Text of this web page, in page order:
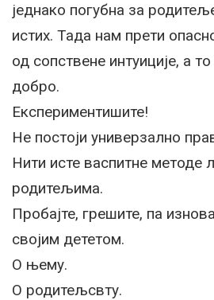
једнако погубна за
истих. Тада нам прети
од сопствене интуиције, а
добро.
Експериментишите!
Не постоји универзално
Нити исте васпитне методе
родитељима.
Пробајте, грешите, па
својим дететом.
О њему.
О родитељсвту.